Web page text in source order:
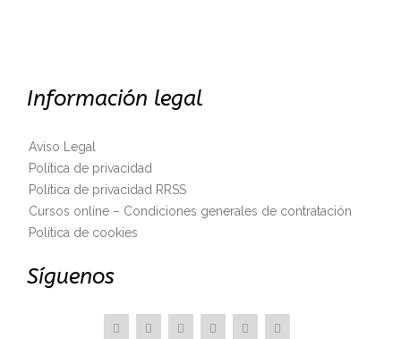
Información legal
Aviso Legal
Política de privacidad
Política de privacidad RRSS
Cursos online – Condiciones generales de contratación
Política de cookies
Síguenos